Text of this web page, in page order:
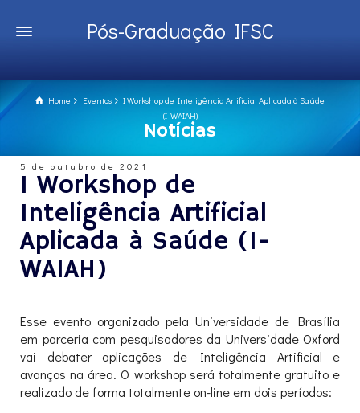
Pós-Graduação IFSC
Home Eventos
I Workshop de Inteligência Artificial Aplicada à Saúde
(I-WAIAH)
Notícias
5 de outubro de 2021
I Workshop de
Inteligência Artificial
Aplicada à Saúde (I-
WAIAH)
Esse evento organizado pela Universidade de Brasília
em parceria com pesquisadores da Universidade Oxford
vai debater aplicações de Inteligência Artificial e
avanços na área. O workshop será totalmente gratuito e
realizado de forma totalmente on-line em dois períodos: